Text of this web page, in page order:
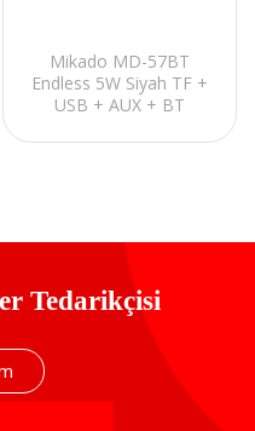
Mikado MD-57BT
Endless 5W Siyah TF +
USB + AUX + BT
Karaoke Mikrofon
Tedarikçisi